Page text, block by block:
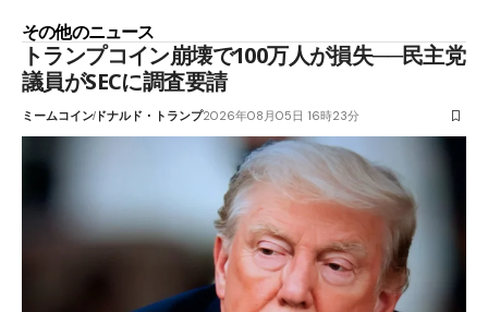
その他のニュース
トランプコイン崩壊で100万人が損失──民主党
議員がSECに調査要請
ミームコインドナルド・トランプ2026年08月05日 16時23分